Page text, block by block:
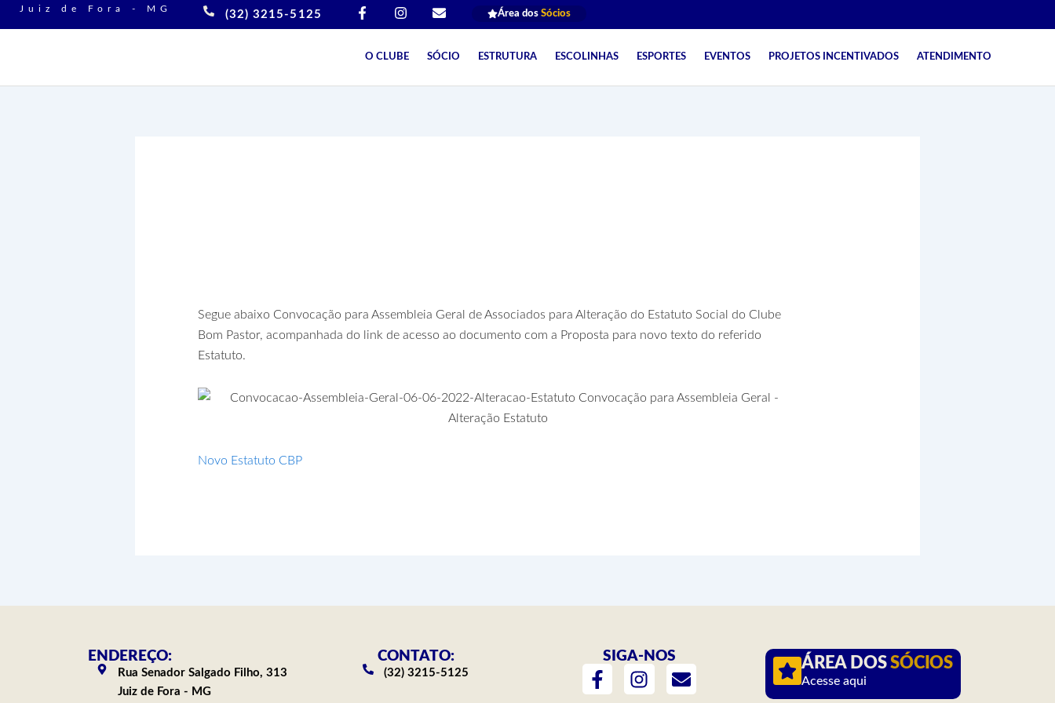
para
Juiz de Fora - MG (32) 3215-5125
F
a
e
b
o
I
n
t
a
r
E
n
e
l
p
Área dosSócios
O CLUBE SÓCIO ESTRUTURA ESCOLINHAS ESPORTES EVENTOS PROJETOS INCENTIVADOS ATENDIMENTO
Segue abaixo Convocação para Assembleia Geral de Associados para Alteração do Estatuto Social do Clube
Bom Pastor, acompanhada do link de acesso ao documento com a Proposta para novo texto do referido
Estatuto.
Novo Estatuto CBP
ENDEREÇO:
Rua Senador Salgado Filho, 313
Juiz de Fora - MG
CONTATO:
(32) 3215-5125
SIGA-NOS
F
a
I
n
E
n
ÁREA DOSSÓCIOS
Acesse aqui